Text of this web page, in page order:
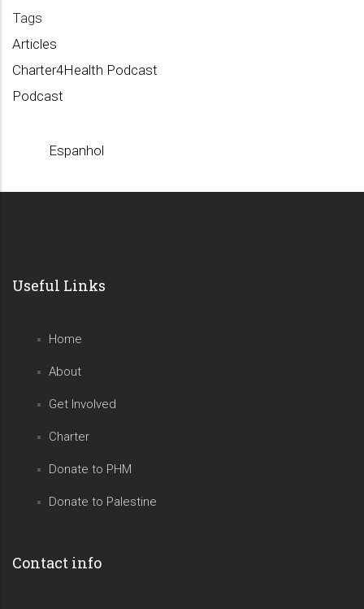
Tags
Articles
Charter4Health Podcast
Podcast
Espanhol
Useful Links
Home
About
Get Involved
Charter
Donate to PHM
Donate to Palestine
Contact info